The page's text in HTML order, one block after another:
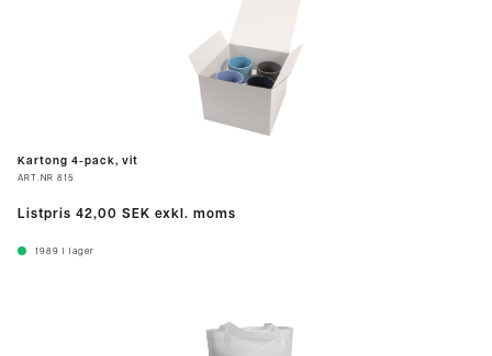
Kartong 4-pack, vit
ART.NR 815
Listpris 42,00 SEK exkl. moms
1989 I lager